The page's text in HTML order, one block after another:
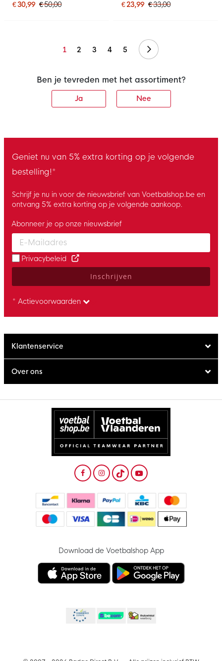
€ 30,99 € 50,00
€ 23,99 € 33,00
1 2 3 4 5 Volgende
Ben je tevreden met het assortiment?
Ja Nee
Geniet nu van 5% extra korting op je volgende
bestelling!*
Schrijf je nu in voor de nieuwsbrief van Voetbalshop.be en
ontvang 5% extra korting op je volgende aankoop.
Enter your email and accept the privacy policy to subscribe to
Abonneer je op onze nieuwsbrief
Privacybeleid
Inschrijven
* Actievoorwaarden
Klantenservice
Over ons
Download de Voetbalshop App